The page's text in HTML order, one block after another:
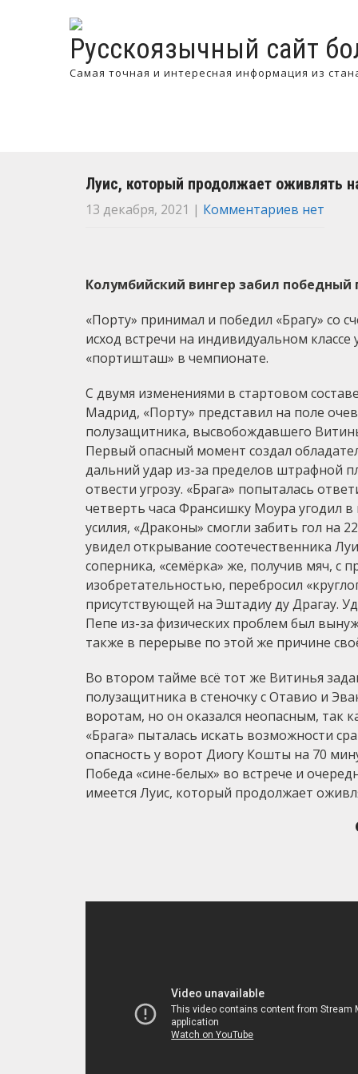
Русскоязычный сайт
Самая точная и интересная информация из
Луис, который продолжает оживлять
13 декабря, 2021 | Комментариев нет
Колумбийский вингер забил победный
«Порту» принимал и победил «Брагу» со
исход встречи на индивидуальном
«портишташ» в чемпионате.
С двумя изменениями в стартовом
Мадрид, «Порту» представил на поле
полузащитника, высвобождавшего
Первый опасный момент создал
дальний удар из-за пределов штрафной
отвести угрозу. «Брага» попыталась
четверть часа Франсишку Моура угодил
усилия, «Драконы» смогли забить гол на
увидел открывание соотечественника
соперника, «семёрка» же, получив мяч, с
изобретательностью, перебросил
присутствующей на Эштадиу ду Драгау.
Пепе из-за физических проблем был
также в перерыве по этой же причине
Во втором тайме всё тот же Витинья
полузащитника в стеночку с Отавио и
воротам, но он оказался неопасным, так
«Брага» пыталась искать возможности
опасность у ворот Диогу Кошты на 70
Победа «сине-белых» во встрече и
имеется Луис, который продолжает